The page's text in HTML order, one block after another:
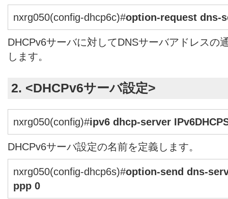
nxrg050(config-dhcp6c)#option-request dns-
DHCPv6サーバに対してDNSサーバアドレスの
します。
2. <DHCPv6サーバ設定>
nxrg050(config)#ipv6 dhcp-server
DHCPv6サーバ設定の名前を定義します。
nxrg050(config-dhcp6s)#option-send dns-
ppp 0